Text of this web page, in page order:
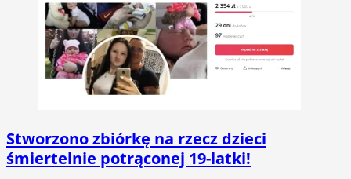
Stworzono zbiórkę na rzecz dzieci
śmiertelnie potrąconej 19-latki!